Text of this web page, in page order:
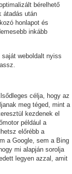
bérelhető
átadás után
honlapot és
inkább
weboldalt nyiss
célja, hogy az
meg téged, mint a
kezdenek el
például a
előrébb a
a Google, sem a Bing
mi alapján sorolja
legyen azzal, amit